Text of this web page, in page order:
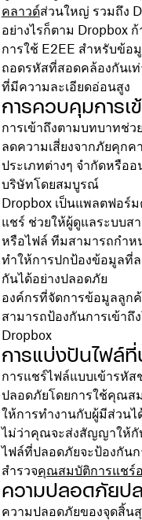
คลาวด์ส่วนใหญ่ รวมถึง
อย่างไรก็ตาม Dropbox
การใช้ E2EE สำหรับข้อ
ถอดรหัสที่สอดคล้องกันเท่
ที่มีความละเอียดอ่อนสูง
การควบคุมการเ
การเข้าถึงตามบทบาทช่
ลดความเสี่ยงจากภัยคุก
ประเภทต่างๆ จำกัดหรือ
บริษัทโดยสมบูรณ์
Dropbox เป็นแพลตฟอร์
แชร์ ช่วยให้ผู้ดูแลระบบส
หรือไฟล์ ทีมสามารถกำห
ทำให้การปกป้องข้อมูลที่
กันได้อย่างปลอดภัย
องค์กรที่จัดการข้อมูลลูก
สามารถป้องกันการเข้าถึ
Dropbox
การแบ่งปันไฟล์
การแชร์ไฟล์แบบเข้ารหั
ปลอดภัยโดยการใช้คุณส
ให้การทำงานกับผู้มีส่วนไ
ไม่ว่าคุณจะส่งสัญญาให้กั
ไฟล์ที่ปลอดภัยจะป้องกัน
สำรวจคุณสมบัติการแชร์
ความปลอดภัยป
ความปลอดภัยของจุดสิ้น